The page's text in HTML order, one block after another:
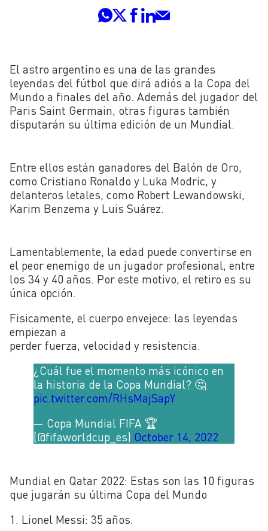
El astro argentino es una de las grandes
leyendas del fútbol que dirá adiós a la Copa del
Mundo a finales del año. Además del jugador del
Paris Saint Germain, otras figuras también
disputarán su última edición de un Mundial.
Entre ellos están ganadores del Balón de Oro,
como Cristiano Ronaldo y Luka Modric, y
delanteros letales, como Robert Lewandowski,
Karim Benzema y Luis Suárez.
Lamentablemente, la edad puede convertirse en
el peor enemigo de un jugador profesional, entre
los 34 y 40 años. Por este motivo, el retiro es su
única opción.
Fisicamente, el cuerpo envejece: las leyendas
empiezan a
perder fuerza, velocidad y resistencia.
¿Cuál fue el momento más icónico en
la historia de la Copa Mundial? 🤔
pic.twitter.com/RHsMajSapY
— Copa Mundial FIFA 🏆
(@fifaworldcup_es) October 14, 2022
Mundial en Qatar 2022: Estas son las 10 figuras
que jugarán su última Copa del Mundo
1. Lionel Messi: 35 años.